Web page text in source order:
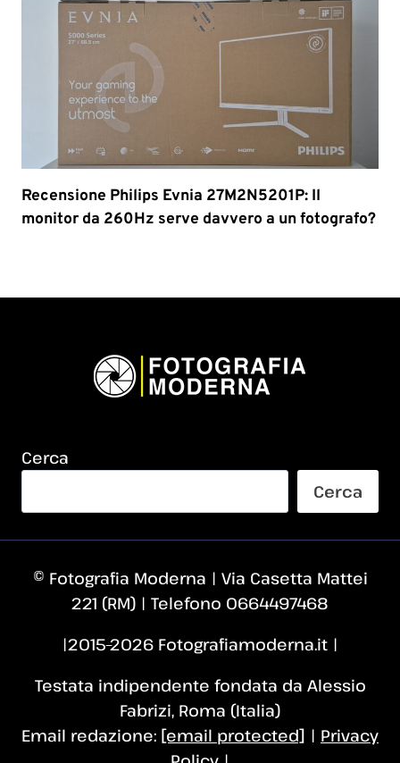
Recensione Philips Evnia 27M2N5201P: Il
monitor da 260Hz serve davvero a un fotografo?
Cerca
Cerca
© Fotografia Moderna | Via Casetta Mattei
221 (RM) | Telefono 0664497468
|2015–2026 Fotografiamoderna.it |
Testata indipendente fondata da Alessio
Fabrizi, Roma (Italia)
Email redazione: [email protected] | Privacy